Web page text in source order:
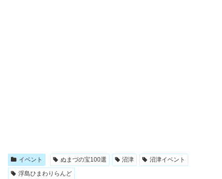
イベント ぬまづの宝100選 沼津
沼津イベント
浮島ひまわりらんど